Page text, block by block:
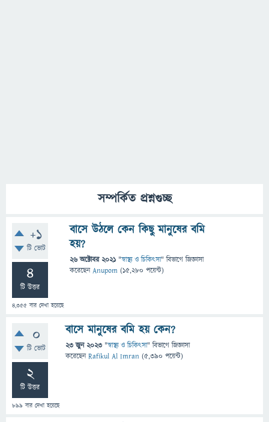
সম্পর্কিত প্রশ্নগুচ্ছ
+1
টি ভোট
4
টি উত্তর
4,355 বার দেখা হয়েছে
বাসে উঠলে কেন কিছু মানুষের বমি
হয়?
26 অক্টোবর 2021 "স্বাস্থ্য ও চিকিৎসা" বিভাগে জিজ্ঞাসা
করেছেনAnupom (15,280 পয়েন্ট)
0
টি ভোট
2
টি উত্তর
899 বার দেখা হয়েছে
বাসে মানুষের বমি হয় কেন?
23 জুন 2023 "স্বাস্থ্য ও চিকিৎসা" বিভাগে জিজ্ঞাসা
করেছেনRafikul Al Imran (5,390 পয়েন্ট)